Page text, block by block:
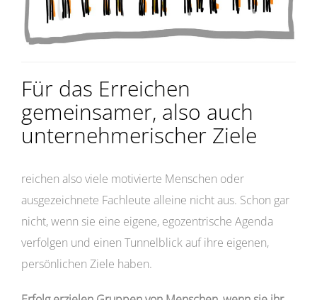
Für das Erreichen
gemeinsamer, also auch
unternehmerischer Ziele
reichen also viele motivierte Menschen oder
ausgezeichnete Fachleute alleine nicht aus. Schon gar
nicht, wenn sie eine eigene, egozentrische Agenda
verfolgen und einen Tunnelblick auf ihre eigenen,
persönlichen Ziele haben.